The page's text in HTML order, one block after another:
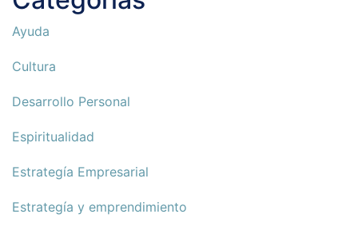
Ayuda
Cultura
Desarrollo Personal
Espiritualidad
Estrategía Empresarial
Estrategía y emprendimiento